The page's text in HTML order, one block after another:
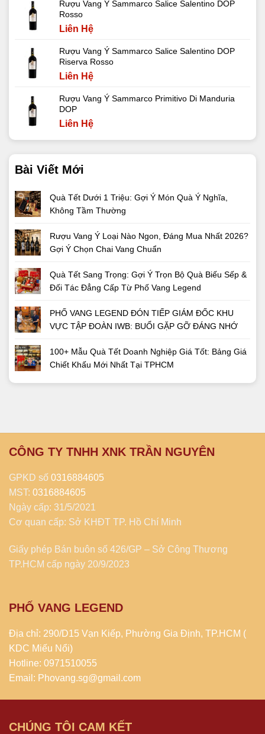
Rượu Vang Ý Sammarco Salice Salentino DOP
Rosso
Liên Hệ
Rượu Vang Ý Sammarco Salice Salentino DOP
Riserva Rosso
Liên Hệ
Rượu Vang Ý Sammarco Primitivo Di Manduria
DOP
Liên Hệ
Bài Viết Mới
Quà Tết Dưới 1 Triệu: Gợi Ý Món Quà Ý Nghĩa,
Không Tầm Thường
Rượu Vang Ý Loại Nào Ngon, Đáng Mua Nhất 2026?
Gợi Ý Chọn Chai Vang Chuẩn
Quà Tết Sang Trọng: Gợi Ý Trọn Bộ Quà Biếu Sếp &
Đối Tác Đẳng Cấp Từ Phố Vang Legend
PHỐ VANG LEGEND ĐÓN TIẾP GIÁM ĐỐC KHU
VỰC TẬP ĐOÀN IWB: BUỔI GẶP GỠ ĐÁNG NHỚ
100+ Mẫu Quà Tết Doanh Nghiệp Giá Tốt: Bảng Giá
Chiết Khấu Mới Nhất Tại TPHCM
CÔNG TY TNHH XNK TRẦN NGUYÊN
GPKD số 0316884605
MST: 0316884605
Ngày cấp: 31/5/2021
Cơ quan cấp: Sở KHĐT TP. Hồ Chí Minh
Giấy phép Bán buôn số 426/GP – Sở Công Thương
TP.HCM cấp ngày 20/9/2023
PHỐ VANG LEGEND
Địa chỉ: 290/D15 Vạn Kiếp, Phường Gia Định, TP.HCM (
KDC Miếu Nổi)
Hotline: 0971510055
Email: Phovang.sg@gmail.com
CHÚNG TÔI CAM KẾT